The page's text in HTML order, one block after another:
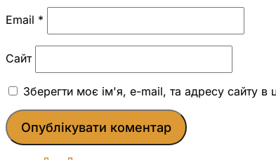
Email *
Сайт
Зберегти моє ім'я, e-mail, та адресу сайту в